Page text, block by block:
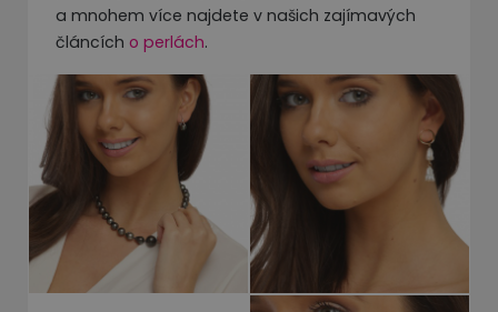
a mnohem více najdete v našich zajímavých
článcích o perlách.